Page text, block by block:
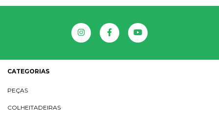
CATEGORIAS
PEÇAS
COLHEITADEIRAS